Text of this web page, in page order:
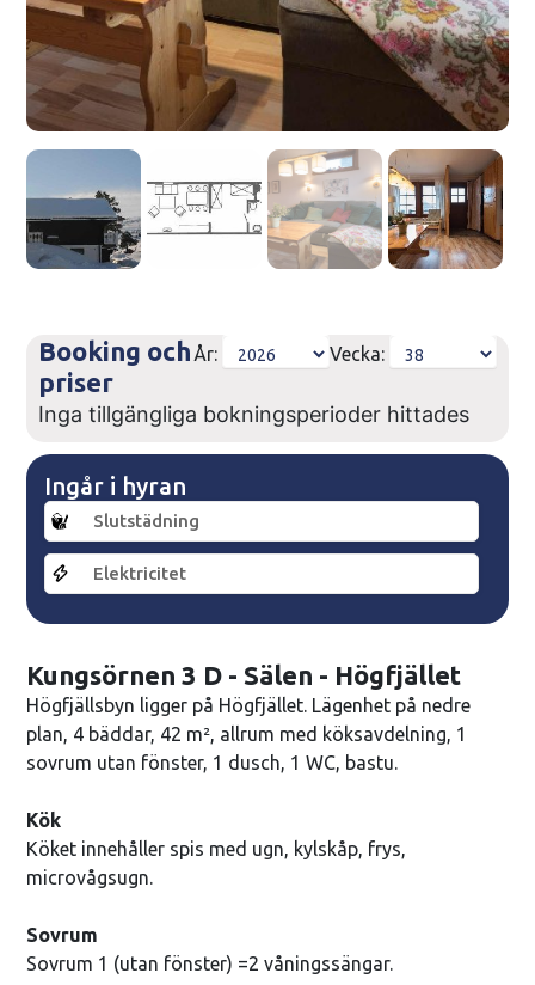
Booking och
priser
År: Vecka:
Inga tillgängliga bokningsperioder hittades
Ingår i hyran
Slutstädning
Elektricitet
Kungsörnen 3 D - Sälen - Högfjället
Högfjällsbyn ligger på Högfjället. Lägenhet på nedre
plan, 4 bäddar, 42 m², allrum med köksavdelning, 1
sovrum utan fönster, 1 dusch, 1 WC, bastu.
Kök
Köket innehåller spis med ugn, kylskåp, frys,
microvågsugn.
Sovrum
Sovrum 1 (utan fönster) =2 våningssängar.